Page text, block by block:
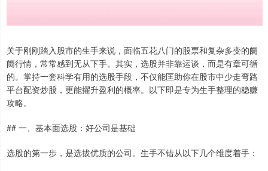
关于刚刚踏入股市的生手来说，面临五花八门的股票和复杂多变的阛
阓行情，常常感到无从下手。其实，选股并非靠运谈，而是有章可循
的。掌持一套科学有用的选股手段，不仅能匡助你在股市中少走弯路
平台配资炒股，更能擢升盈利的概率。以下即是专为生手整理的稳赚
攻略。
## 一、基本面选股：好公司是基础
选股的第一步，是选拔优质的公司。生手不错从以下几个维度着手：